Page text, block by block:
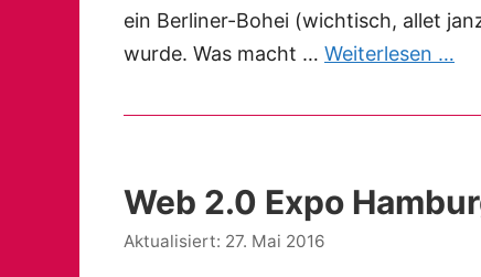
ein Berliner-Bohei (wichtisch, allet
wurde. Was macht … Weiterlesen …
Web 2.0 Expo
27. Mai 2016